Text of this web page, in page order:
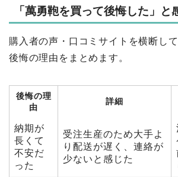
「萬勇鞄を買って後悔した」と
購入者の声・口コミサイトを横断し
後悔の理由をまとめます。
後悔の理
由
詳細
納期が
長くて
不安だ
った
受注生産のため大手よ
り配送が遅く、連絡が
少ないと感じた